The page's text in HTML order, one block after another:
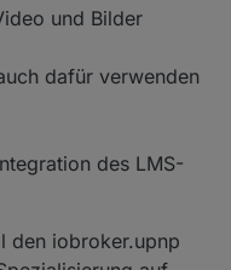
und Bilder
dafür verwenden
des LMS-
den iobroker.upnp